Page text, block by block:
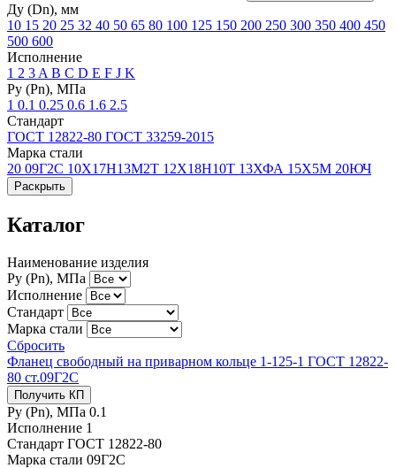
Ду (Dn), мм
10 15 20 25 32 40 50 65 80 100 125 150 200 250 300 350 400 450
500 600
Исполнение
1 2 3 A B C D E F J K
Ру (Рn), МПа
1 0.1 0.25 0.6 1.6 2.5
Стандарт
ГОСТ 12822-80 ГОСТ 33259-2015
Марка стали
20 09Г2С 10Х17Н13М2Т 12Х18Н10Т 13ХФА 15Х5М 20ЮЧ
Раскрыть
Каталог
Наименование изделия
Ру (Рn), МПа
Исполнение
Стандарт
Марка стали
Сбросить
Фланец свободный на приварном кольце 1-125-1 ГОСТ 12822-
80 ст.09Г2С
Получить КП
Ру (Рn), МПа 0.1
Исполнение 1
Стандарт ГОСТ 12822-80
Марка стали 09Г2С